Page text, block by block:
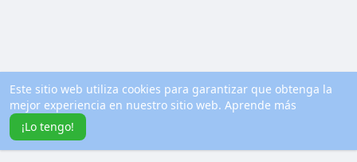
Este sitio web utiliza cookies para garantizar que obtenga la
mejor experiencia en nuestro sitio web. Aprende más
¡Lo tengo!